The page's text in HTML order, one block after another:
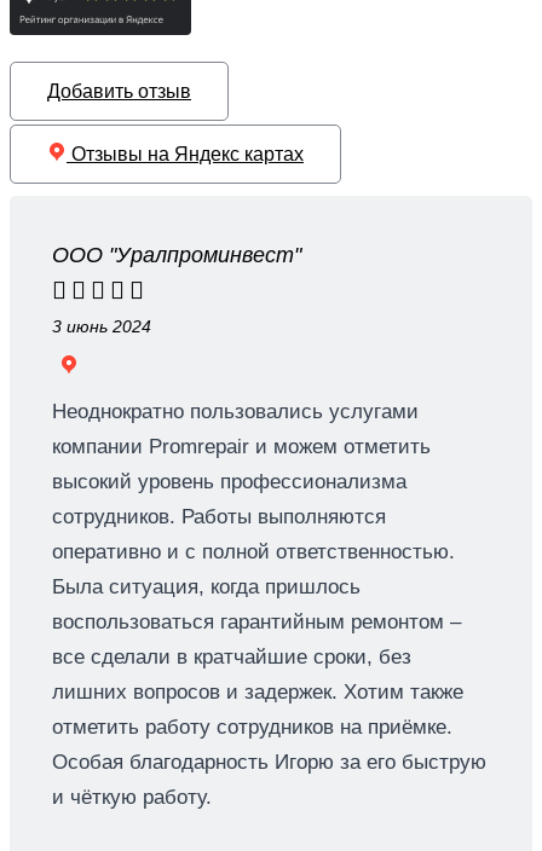
Добавить отзыв
Отзывы на Яндекс картах
ООО "Уралпроминвест"
    
3 июнь 2024
Неоднократно пользовались услугами
компании Promrepair и можем отметить
высокий уровень профессионализма
сотрудников. Работы выполняются
оперативно и с полной ответственностью.
Была ситуация, когда пришлось
воспользоваться гарантийным ремонтом –
все сделали в кратчайшие сроки, без
лишних вопросов и задержек. Хотим также
отметить работу сотрудников на приёмке.
Особая благодарность Игорю за его быструю
и чёткую работу.